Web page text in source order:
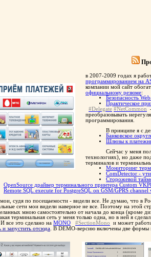
в 2007-2009 годах я
программированием на
компании мой сайт
официальному резюме:
Безопасность
Практическое
#Delegate #NetCommon
преобразовывать
программирования.
В принципе я с
Банковское
Шлюзы к
Сейчас у меня
технологиях), но даже
терминалов и
Мониторинг
ComDetector -
Сторожевой
OpenSource драйвер терминального принтера Custom
Remote SQL execute for PostgreSQL on GSM/GPRS
судя по посещаемости - видели все. Не думаю, что в
сети мои видели наверное не все. Поэтому на этой
мною самостоятельно от начала до конца (кроме
терминальная сеть у меня только одна, но в ней я
все это сделано на MONO #SectionMono и может
и запустить отсюда . В DEMO-версию включены две формы